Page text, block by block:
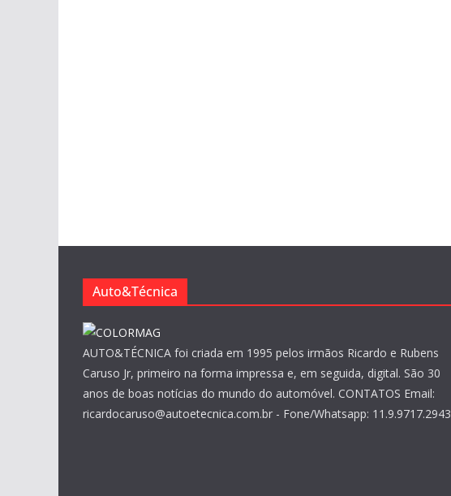
Auto&Técnica
AUTO&TÉCNICA foi criada em 1995 pelos irmãos Ricardo e Rubens
Caruso Jr, primeiro na forma impressa e, em seguida, digital. São 30
anos de boas notícias do mundo do automóvel. CONTATOS Email:
ricardocaruso@autoetecnica.com.br - Fone/Whatsapp: 11.9.9717.2943